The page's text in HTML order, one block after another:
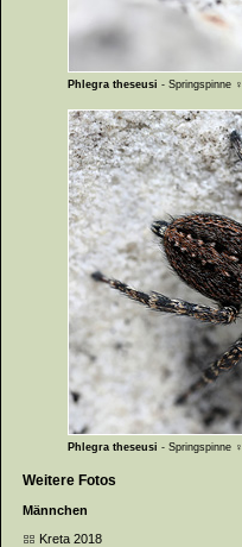
Phlegra theseusi - Springspinne ♀
Phlegra theseusi - Springspinne ♀
Weitere Fotos
Männchen
Kreta 2018